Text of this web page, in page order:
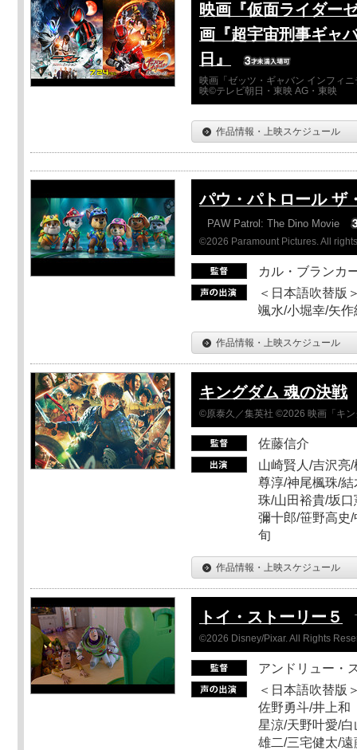
映画『仮面ライダー
画『超宇宙刑事ギャ
日』
映画「ゼッツ・ギャバン インフィ
映©テレビ朝日・東映 AG・東映
作品情報・上映スケジュール
パウ・パトロール ザ
PAW Patrol: The Dino Movie
©2026 Paramount Pictures. All
カル・ブランカ
＜日本語吹替版
颯水/小堀幸/矢作
作品情報・上映スケジュール
キングダム 魂の決戦
©原泰久／集英社 ©2026 映画「キ
佐藤信介
山崎賢人/吉沢亮
尊淳/神尾楓珠/
珠/山田裕貴/坂
彌十郎/笹野高史
旬
作品情報・上映スケジュール
トイ・ストーリー５
©2026 Disney/Pixar. All Rights
アンドリュー・
＜日本語吹替版
佐野勇斗/井上和
星涼/天野叶愛/
雄二/三宅健太/